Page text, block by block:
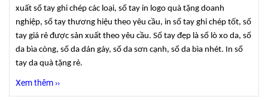
xuất sổ tay ghi chép các loại, sổ tay in logo quà tặng doanh
nghiệp, sổ tay thương hiệu theo yêu cầu, in sổ tay ghi chép tốt, sổ
tay giá rẻ được sản xuất theo yêu cầu. Sổ tay đẹp là sổ lò xo da, sổ
da bìa còng, sổ da dán gáy, sổ da sơn cạnh, sổ da bìa nhét. In sổ
tay da quà tặng rẻ.
Xem thêm ››